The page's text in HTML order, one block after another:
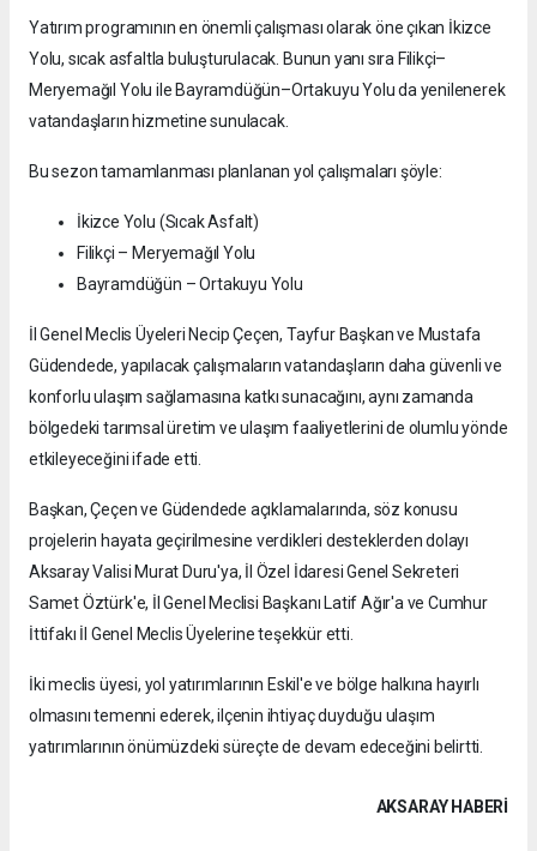
Yatırım programının en önemli çalışması olarak öne çıkan İkizce
Yolu, sıcak asfaltla buluşturulacak. Bunun yanı sıra Filikçi–
Meryemağıl Yolu ile Bayramdüğün–Ortakuyu Yolu da yenilenerek
vatandaşların hizmetine sunulacak.
Bu sezon tamamlanması planlanan yol çalışmaları şöyle:
İkizce Yolu (Sıcak Asfalt)
Filikçi – Meryemağıl Yolu
Bayramdüğün – Ortakuyu Yolu
İl Genel Meclis Üyeleri Necip Çeçen, Tayfur Başkan ve Mustafa
Güdendede, yapılacak çalışmaların vatandaşların daha güvenli ve
konforlu ulaşım sağlamasına katkı sunacağını, aynı zamanda
bölgedeki tarımsal üretim ve ulaşım faaliyetlerini de olumlu yönde
etkileyeceğini ifade etti.
Başkan, Çeçen ve Güdendede açıklamalarında, söz konusu
projelerin hayata geçirilmesine verdikleri desteklerden dolayı
Aksaray Valisi Murat Duru'ya, İl Özel İdaresi Genel Sekreteri
Samet Öztürk'e, İl Genel Meclisi Başkanı Latif Ağır'a ve Cumhur
İttifakı İl Genel Meclis Üyelerine teşekkür etti.
İki meclis üyesi, yol yatırımlarının Eskil'e ve bölge halkına hayırlı
olmasını temenni ederek, ilçenin ihtiyaç duyduğu ulaşım
yatırımlarının önümüzdeki süreçte de devam edeceğini belirtti.
AKSARAY HABERİ